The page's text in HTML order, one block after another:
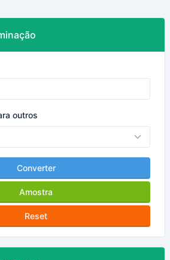
outros
Converter
Amostra
Reset